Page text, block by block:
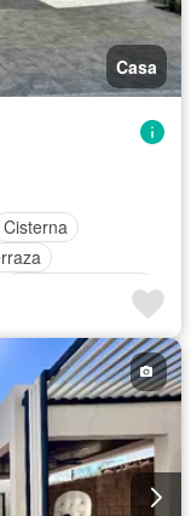
Casa
Cisterna
Cocina equipada